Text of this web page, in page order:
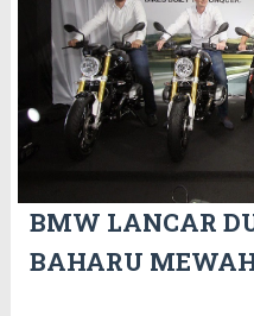
BMW LANCAR
BAHARU